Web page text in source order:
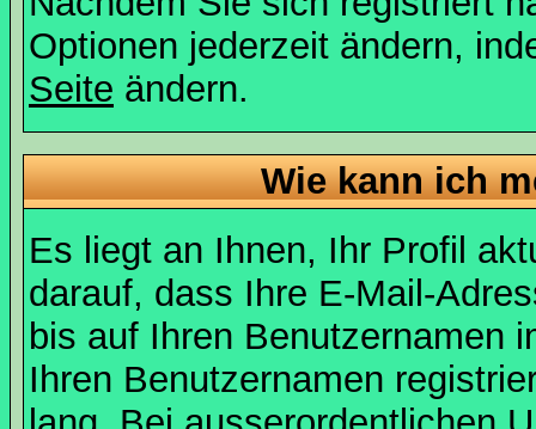
Optionen jederzeit ändern,
Seite ändern.
Wie kann ich
Es liegt an Ihnen, Ihr Profil
darauf, dass Ihre E-Mail-
bis auf Ihren Benutzernamen
Ihren Benutzernamen